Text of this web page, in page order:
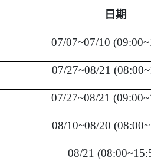
日期
07/07~07/10
07/27~08/21
07/27~08/21
08/10~08/20
08/21